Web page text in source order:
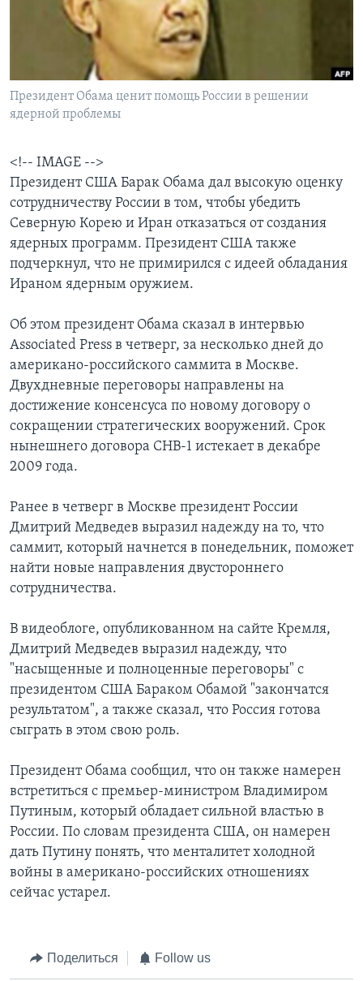
Learning English
СОЦИАЛЬНЫЕ СЕТИ
Президент Обама ценит помощь России в решении
ядерной проблемы
<!-- IMAGE -->
Президент США Барак Обама дал высокую оценку
сотрудничеству России в том, чтобы убедить
Северную Корею и Иран отказаться от создания
ядерных программ. Президент США также
подчеркнул, что не примирился с идеей обладания
Ираном ядерным оружием.
Об этом президент Обама сказал в интервью
Associated Press в четверг, за несколько дней до
американо-российского саммита в Москве.
Двухдневные переговоры направлены на
достижение консенсуса по новому договору о
сокращении стратегических вооружений. Срок
нынешнего договора СНВ-1 истекает в декабре
2009 года.
Ранее в четверг в Москве президент России
Дмитрий Медведев выразил надежду на то, что
саммит, который начнется в понедельник, поможет
найти новые направления двустороннего
сотрудничества.
В видеоблоге, опубликованном на сайте Кремля,
Дмитрий Медведев выразил надежду, что
"насыщенные и полноценные переговоры" с
президентом США Бараком Обамой "закончатся
результатом", а также сказал, что Россия готова
сыграть в этом свою роль.
Президент Обама сообщил, что он также намерен
встретиться с премьер-министром Владимиром
Путиным, который обладает сильной властью в
России. По словам президента США, он намерен
дать Путину понять, что менталитет холодной
войны в американо-российских отношениях
сейчас устарел.
Поделиться Follow us